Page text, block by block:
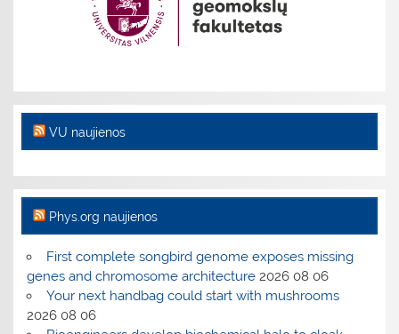
VU naujienos
Phys.org naujienos
First complete songbird genome exposes missing
genes and chromosome architecture 2026 08 06
Your next handbag could start with mushrooms
2026 08 06